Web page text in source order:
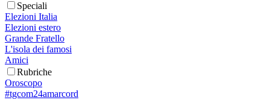
Speciali
Elezioni Italia
Elezioni estero
Grande Fratello
L'isola dei famosi
Amici
Rubriche
Oroscopo
#tgcom24amarcord